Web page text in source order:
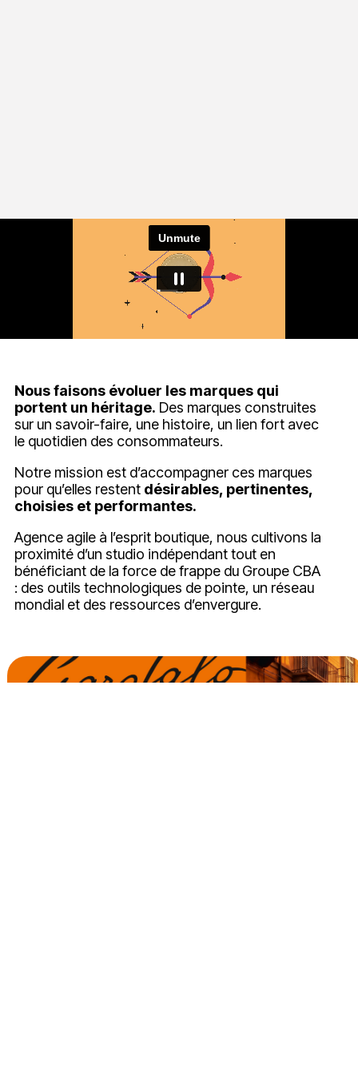
Nous faisons évoluer les marques qui
portent un héritage. Des marques construites
sur un savoir-faire, une histoire, un lien fort avec
le quotidien des consommateurs.
Notre mission est d’accompagner ces marques
pour qu’elles restent désirables, pertinentes,
choisies et performantes.
Agence agile à l’esprit boutique, nous cultivons la
proximité d’un studio indépendant tout en
bénéficiant de la force de frappe du Groupe CBA
: des outils technologiques de pointe, un réseau
mondial et des ressources d’envergure.